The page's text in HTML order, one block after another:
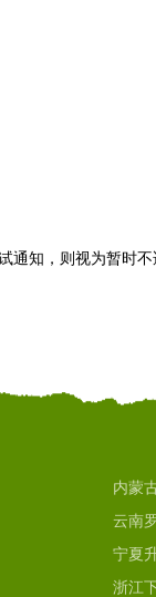
通知，则视为暂时
内蒙
云南
宁夏
浙江